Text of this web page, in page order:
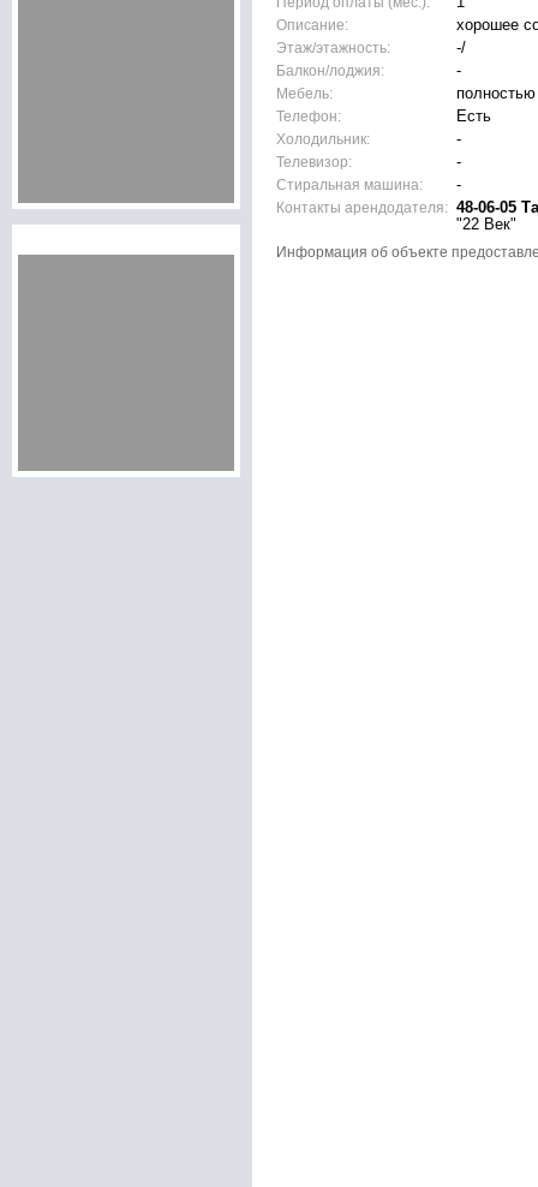
Описание:
хорошее
Этаж/этажность:
-/
Балкон/лоджия:
-
Мебель:
полностью
Телефон:
Есть
Холодильник:
-
Телевизор:
-
Стиральная машина:
-
Контакты арендодателя: 48-06-05
"22 Век"
Информация об объекте